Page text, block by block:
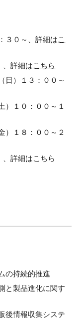
３０～、詳細はこ
、詳細はこちら
日）１３：００～
）１０：００～１
）１８：００～２
詳細はこちら
の持続的推進
と製品進化に関す
後情報収集システ